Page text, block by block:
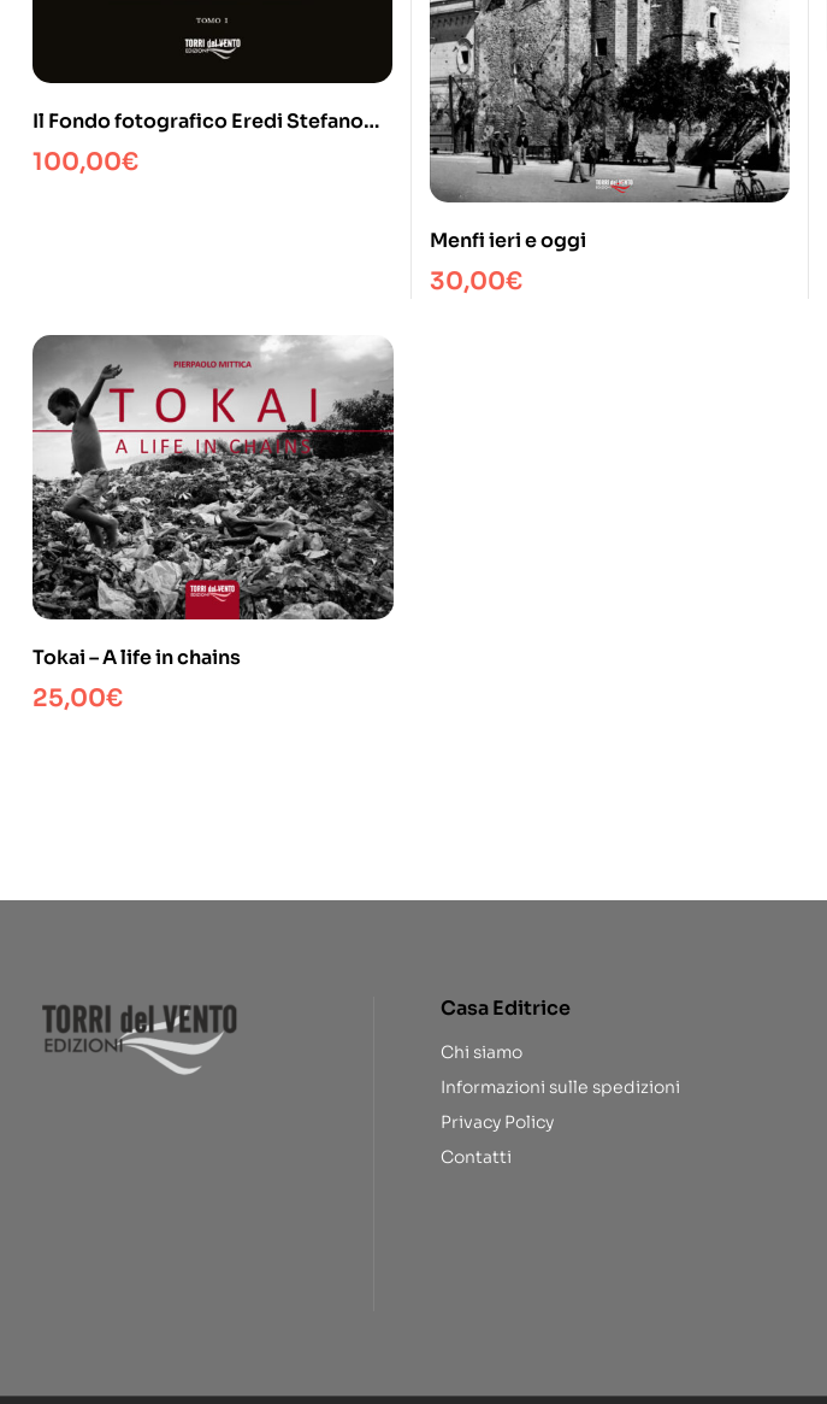
Il Fondo fotografico Eredi Stefano
Pirandello della Biblioteca Museo
Regionale Luigi Pirandello
100,00€
Menfi ieri e oggi
30,00€
Tokai – A life in chains
25,00€
Casa Editrice
Chi siamo
Informazioni sulle spedizioni
Privacy Policy
Contatti